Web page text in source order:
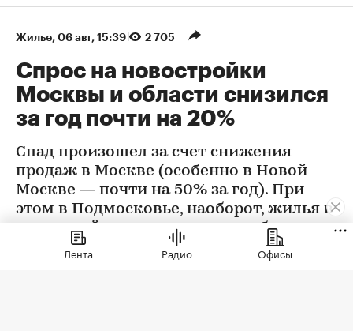
Жилье⁠, 06 авг, 15:39 2 705
Спрос на новостройки
Москвы и области снизился
за год почти на 20%
Спад произошел за счет снижения
продаж в Москве (особенно в Новой
Москве — почти на 50% за год). При
этом в Подмосковье, наоборот, жилья в
новостройках стали покупать больше
Лента
Радио Офисы